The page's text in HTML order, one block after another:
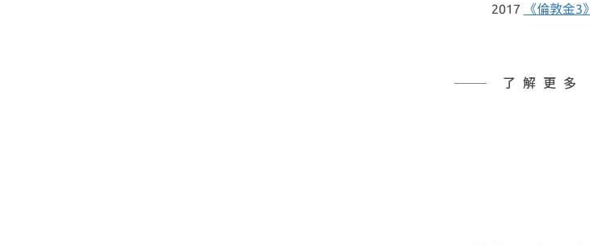
2017 《倫敦金3》
了解更多